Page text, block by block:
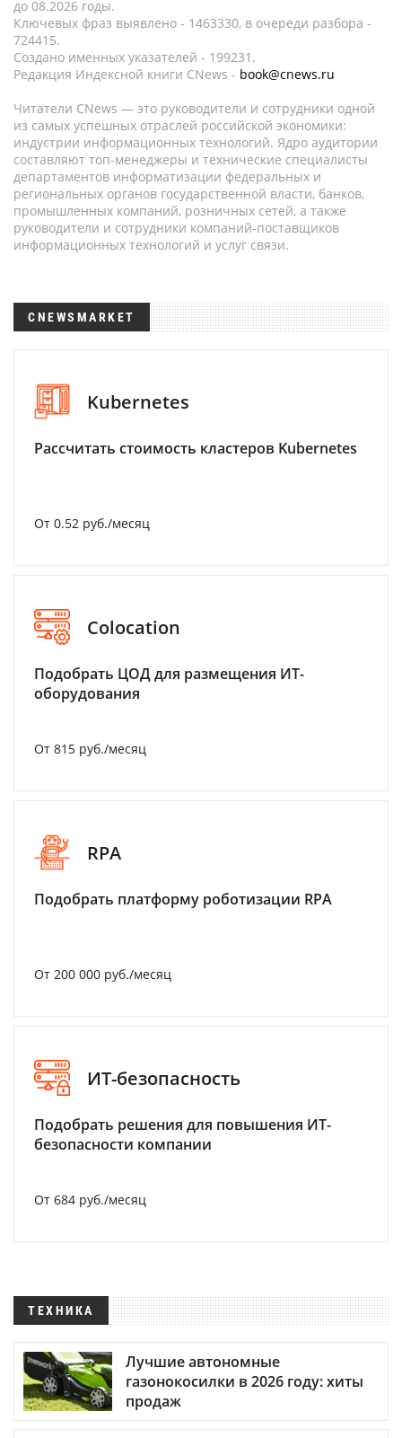
до 08.2026 годы.
Ключевых фраз выявлено - 1463330, в очереди разбора -
724415.
Создано именных указателей - 199231.
Редакция Индексной книги CNews - book@cnews.ru
Читатели CNews — это руководители и сотрудники одной
из самых успешных отраслей российской экономики:
индустрии информационных технологий. Ядро аудитории
составляют топ-менеджеры и технические специалисты
департаментов информатизации федеральных и
региональных органов государственной власти, банков,
промышленных компаний, розничных сетей, а также
руководители и сотрудники компаний-поставщиков
информационных технологий и услуг связи.
CNEWSMARKET
Kubernetes
Рассчитать стоимость кластеров Kubernetes
От 0.52 руб./месяц
Colocation
Подобрать ЦОД для размещения ИТ-
оборудования
От 815 руб./месяц
RPA
Подобрать платформу роботизации RPA
От 200 000 руб./месяц
ИТ-безопасность
Подобрать решения для повышения ИТ-
безопасности компании
От 684 руб./месяц
ТЕХНИКА
Лучшие автономные
газонокосилки в 2026 году: хиты
продаж